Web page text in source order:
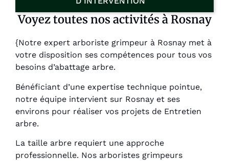
Voyez toutes nos activités à Rosnay
{Notre expert arboriste grimpeur à Rosnay met à
votre disposition ses compétences pour tous vos
besoins d’abattage arbre.
Bénéficiant d’une expertise technique pointue,
notre équipe intervient sur Rosnay et ses
environs pour réaliser vos projets de Entretien
arbre.
La taille arbre requiert une approche
professionnelle. Nos arboristes grimpeurs